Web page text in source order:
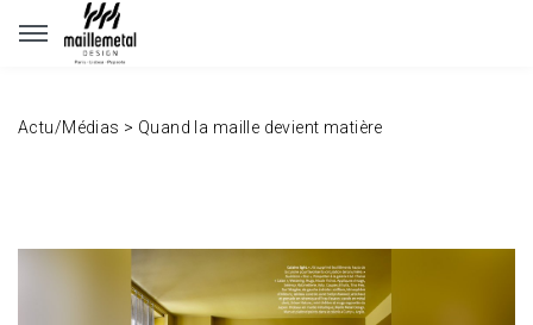
Panneau de gestion des cookies
Actu/Médias > Quand la maille devient matière